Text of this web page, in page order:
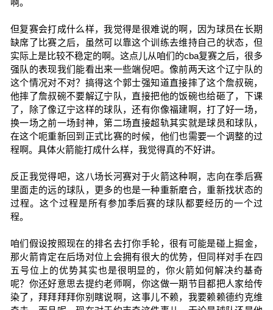
啊。
但复赛会打成什么样，我觉得是很难说的啊，因为球员在长期
缺席了比赛之后，虽然可以靠这个训练去维持自己的状态，但
实际上是比较不稳定的啊。这点儿从咱们的cba复赛之后，很多
强队的表现我们能看出来一些端倪吧。像前两天这个辽宁队的
这个情况对不对？搞得这个郭士强知道直接摔了这个詹叔碗，
他摔了詹叔碗不要解辽宁队，直接把他的饭碗也给砸了，下课
了，除了像辽宁这样的球队，还有你像福建啊，打了好一场，
换一场之前一场封神，第二场直接超轨其实就是球员和球队，
在这个呃重新回到正式比赛的时候，他们也需要一个调整的过
程啊。具体火箭能打成什么样，我觉得真的不好讲。
反正我觉得吧，这八场长河赛对于火箭这种啊，志向在季后赛
里面走的远的球队，更多的也是一种重新磨合，重新找状态的
过程。这个过程是所有参加季后赛的球队都要经历的一个过
程。
咱们假设按照现在的排名去打你手轮，很有可能是碰上掘金，
那火箭肯定在后场对位上会拥有很大的优势，但同样对手在四
五号位上的优势其实也是很明显的，你火箭如何解决约基奇
呢？你还好意思去提约老师啊，你这做一期节目都把人家给传
染了，拜拜拜拜你别瞎说啊，这事儿不赖，我要赖赖德约克维